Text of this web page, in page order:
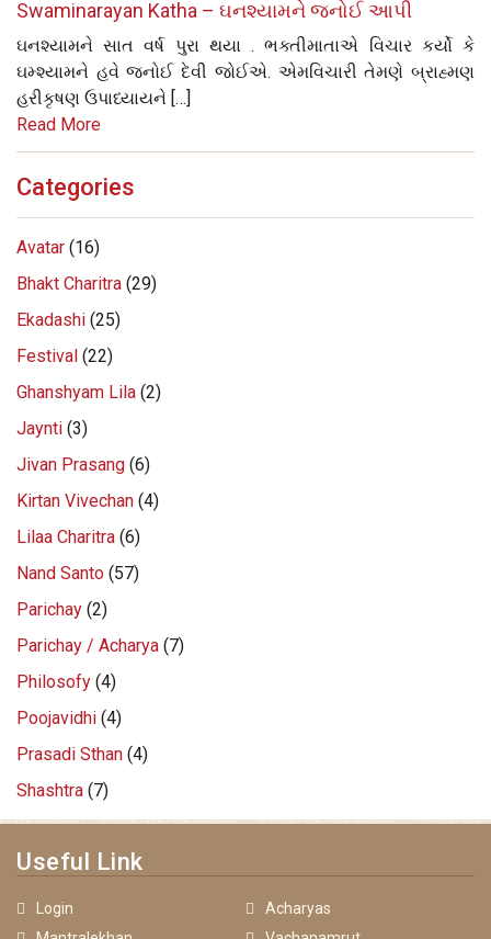
Swaminarayan Katha – ઘનશ્યામને જનોઈ આપી
ઘનશ્યામને સાત વર્ષ પુરા થયા . ભક્તીમાતાએ વિચાર કર્યો કે
ઘમ્શ્યામને હવે જનોઈ દેવી જોઈએ. એમવિચારી તેમણે બ્રાહ્મણ
હરીકૃષણ ઉપાધ્યાયને […]
Read More
Categories
Avatar (16)
Bhakt Charitra (29)
Ekadashi (25)
Festival (22)
Ghanshyam Lila (2)
Jaynti (3)
Jivan Prasang (6)
Kirtan Vivechan (4)
Lilaa Charitra (6)
Nand Santo (57)
Parichay (2)
Parichay / Acharya (7)
Philosofy (4)
Poojavidhi (4)
Prasadi Sthan (4)
Shashtra (7)
Useful Link
Login
Acharyas